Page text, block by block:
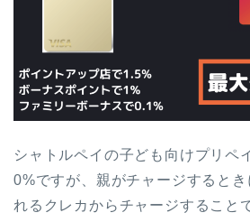
シャトルペイの子ども向けプリペ
0%ですが、親がチャージすると
れるクレカからチャージすること